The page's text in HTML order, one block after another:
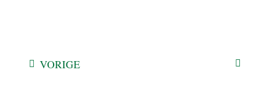
VORIGE